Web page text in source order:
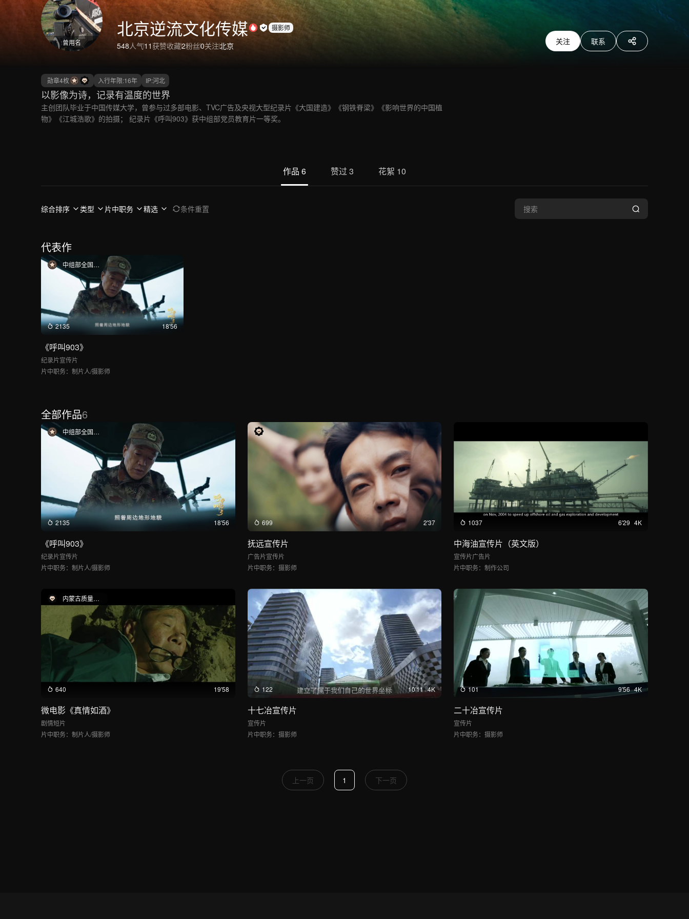
曾用名
北京逆流文化传媒 摄影师
548人气11获赞收藏2粉丝0关注北京 关注 联系 分享
勋章4枚 入行年限:16年 IP:河北
以影像为诗，记录有温度的世界
主创团队毕业于中国传媒大学，曾参与过多部电影、TVC广告及央视大型纪录片《大国建造》《钢铁脊梁》《影响世界的中国植
物》《江城浩歌》的拍摄； 纪录片《呼叫903》获中组部党员教育片一等奖。
作品 6 赞过 3 花絮 10
综合排序 类型 片中职务 精选 条件重置
代表作
中组部全国党员教育片一等奖
2135 18'56
《呼叫903》
纪录片宣传片
片中职务： 制片人/摄影师
全部作品6
中组部全国党员教育片一等奖
2135 18'56
《呼叫903》
纪录片宣传片
片中职务： 制片人/摄影师
699 2'37
抚远宣传片
广告片宣传片
片中职务： 摄影师
1037 6'29 4K
中海油宣传片（英文版）
宣传片广告片
片中职务：制作公司
内蒙古质量品牌故事大赛
640 19'58
微电影《真情如酒》
剧情短片
片中职务： 制片人/摄影师
122 10'11 4K
十七冶宣传片
宣传片
片中职务： 摄影师
101 9'56 4K
二十冶宣传片
宣传片
片中职务：摄影师
上一页 1 下一页